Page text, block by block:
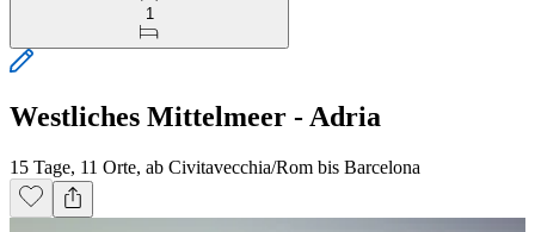
1
Westliches Mittelmeer - Adria
15 Tage, 11 Orte, ab Civitavecchia/Rom bis Barcelona